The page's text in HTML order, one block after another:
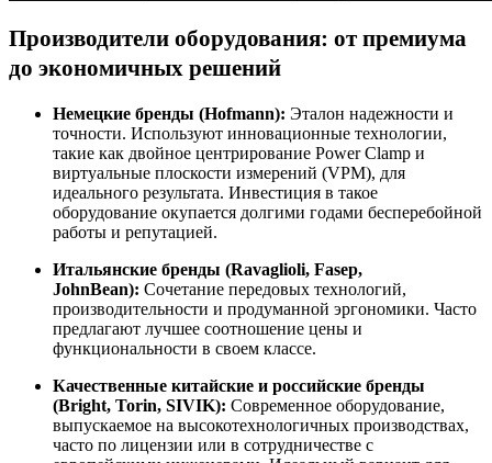
Производители оборудования: от премиума
до экономичных решений
Немецкие бренды (Hofmann): Эталон надежности и
точности. Используют инновационные технологии,
такие как двойное центрирование Power Clamp и
виртуальные плоскости измерений (VPM), для
идеального результата. Инвестиция в такое
оборудование окупается долгими годами бесперебойной
работы и репутацией.
Итальянские бренды (Ravaglioli, Fasep,
JohnBean): Сочетание передовых технологий,
производительности и продуманной эргономики. Часто
предлагают лучшее соотношение цены и
функциональности в своем классе.
Качественные китайские и российские бренды
(Bright, Torin, SIVIK): Современное оборудование,
выпускаемое на высокотехнологичных производствах,
часто по лицензии или в сотрудничестве с